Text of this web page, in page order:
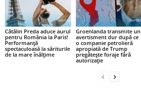
Cătălin Preda aduce aurul
pentru România la Paris!
Performanță
spectaculoasă la săriturile
de la mare înălțime
Groenlanda transmite un
avertisment dur după ce
o companie petrolieră
apropiată de Trump
pregătește foraje fără
autorizație